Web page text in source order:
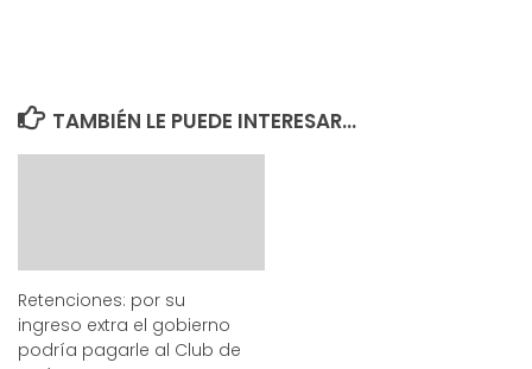
TAMBIÉN LE PUEDE INTERESAR...
Retenciones: por su
ingreso extra el gobierno
podría pagarle al Club de